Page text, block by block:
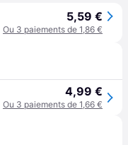
5,59 €
Ou 3 paiements de 1,86 €
4,99 €
Ou 3 paiements de 1,66 €